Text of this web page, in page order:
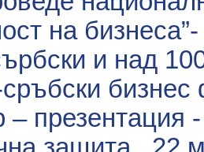
на
и над
презентация